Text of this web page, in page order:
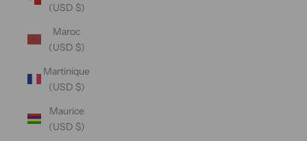
(USD $)
Maroc
(USD $)
Martinique
(USD $)
Maurice
(USD $)